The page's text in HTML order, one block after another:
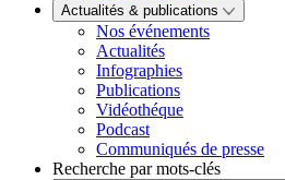
Actualités & publications
Nos événements
Actualités
Infographies
Publications
Vidéothéque
Podcast
Communiqués de presse
Recherche par mots-clés